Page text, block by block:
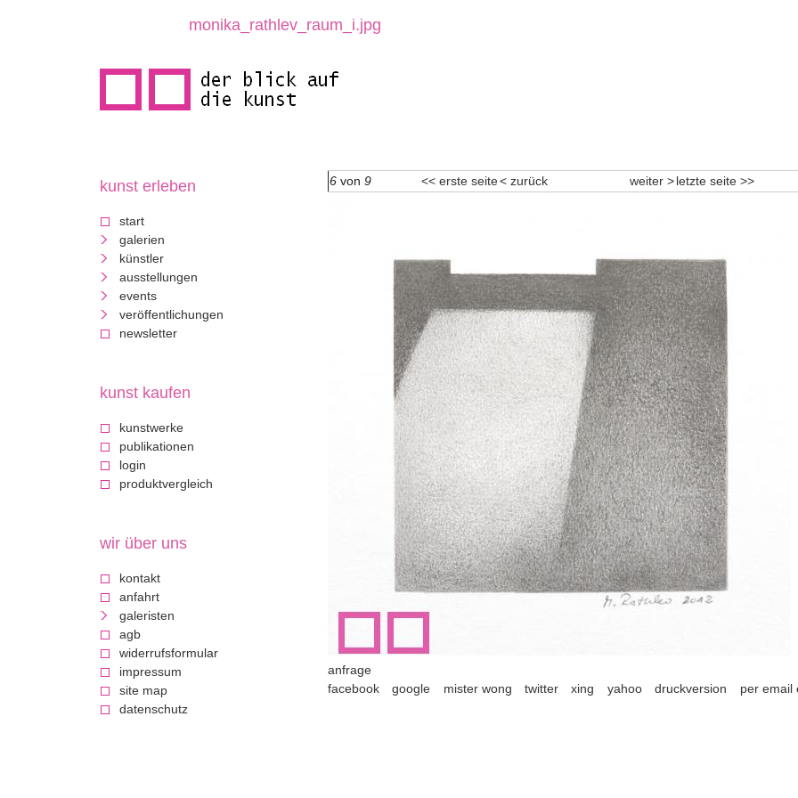
monika_rathlev_raum_i.jpg
d
e
r
b
i
c
k
u
f
d
i
e
6von 9 << erste seite< zurück weiter > letzte seite >>
anfrage
facebook
google mister wong twitter xing yahoo druckversion per email
kunst erleben
start
galerien
künstler
ausstellungen
events
veröffentlichungen
newsletter
kunst kaufen
kunstwerke
publikationen
login
produktvergleich
wir über uns
kontakt
anfahrt
galeristen
agb
widerrufsformular
impressum
site map
datenschutz